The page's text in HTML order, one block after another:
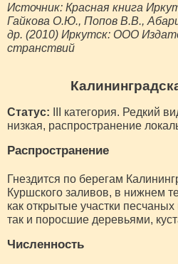
Источник: Красная книга
Гайкова О.Ю., Попов В.В.,
др. (2010) Иркутск: ООО
странствий
Статус: III категория. Редкий
низкая, распространение
Распространение
Гнездится по берегам
Куршского заливов, в нижнем
как открытые участки
так и поросшие деревьями,
Численность